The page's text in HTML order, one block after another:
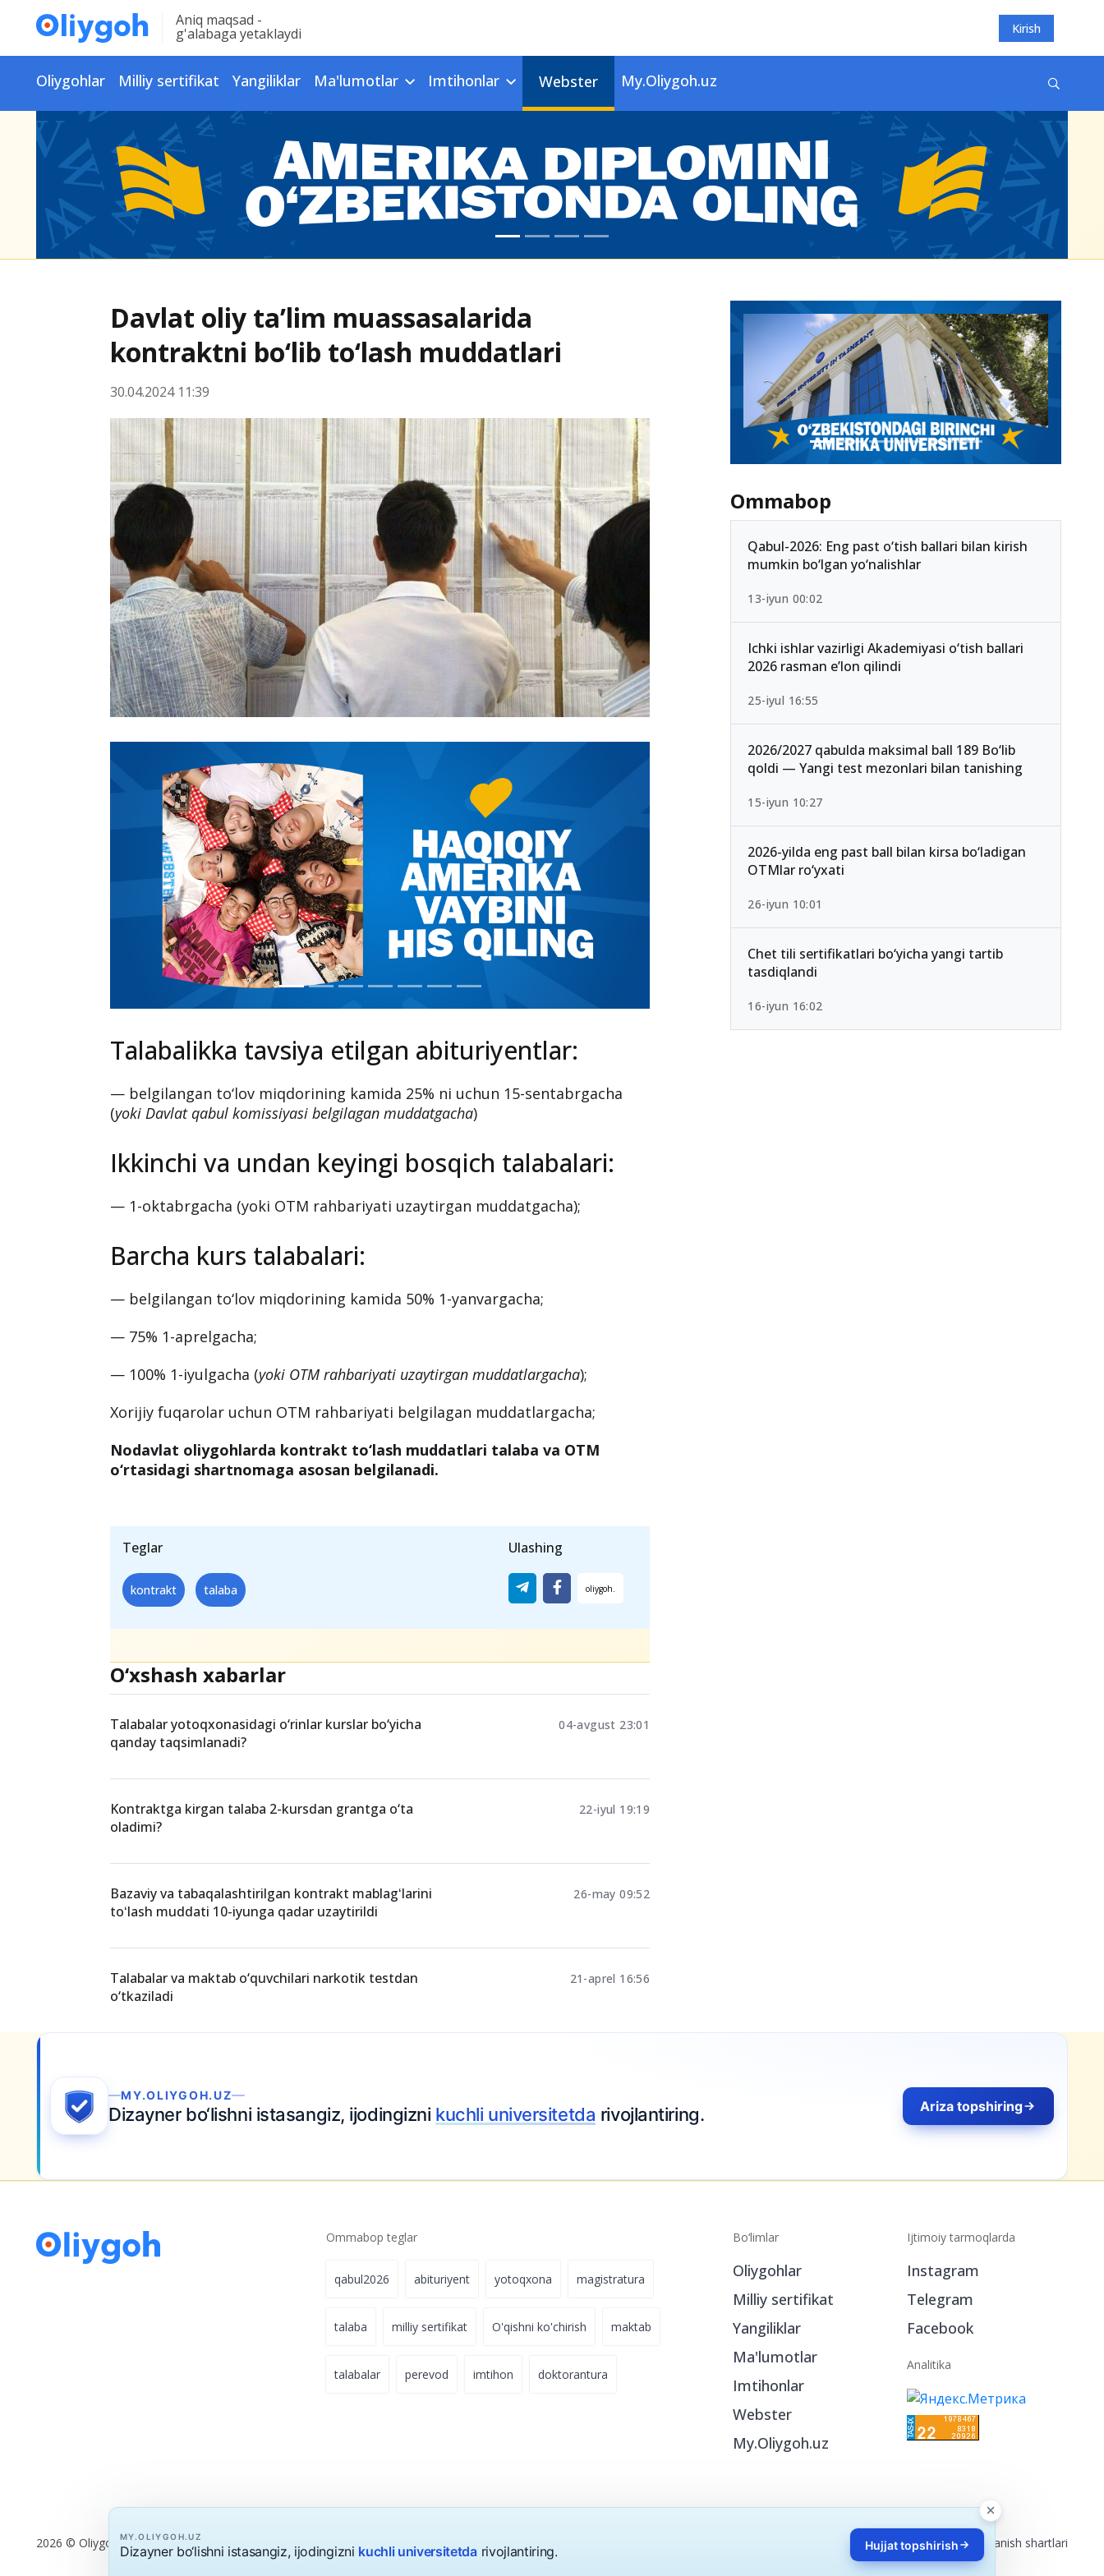
Aniq maqsad -
g'alabaga yetaklaydi Kirish
Oliygohlar Milliy sertifikat Yangiliklar Ma'lumotlar Imtihonlar Webster My.Oliygoh.uz
Davlat oliy ta’lim muassasalarida
kontraktni bo‘lib to‘lash muddatlari
30.04.2024 11:39
Talabalikka tavsiya etilgan abituriyentlar:
— belgilangan to‘lov miqdorining kamida 25% ni uchun 15-sentabrgacha
(yoki Davlat qabul komissiyasi belgilagan muddatgacha)
Ikkinchi va undan keyingi bosqich talabalari:
— 1-oktabrgacha (yoki OTM rahbariyati uzaytirgan muddatgacha);
Barcha kurs talabalari:
— belgilangan to‘lov miqdorining kamida 50% 1-yanvargacha;
— 75% 1-aprelgacha;
— 100% 1-iyulgacha (yoki OTM rahbariyati uzaytirgan muddatlargacha);
Xorijiy fuqarolar uchun OTM rahbariyati belgilagan muddatlargacha;
Nodavlat oliygohlarda kontrakt to‘lash muddatlari talaba va OTM
o‘rtasidagi shartnomaga asosan belgilanadi.
Teglar
kontrakt talaba
Ulashing
O‘xshash xabarlar
Talabalar yotoqxonasidagi o‘rinlar kurslar bo‘yicha
qanday taqsimlanadi?
04-avgust 23:01
Kontraktga kirgan talaba 2-kursdan grantga o‘ta
oladimi?
22-iyul 19:19
Bazaviy va tabaqalashtirilgan kontrakt mablagʻlarini
toʻlash muddati 10-iyunga qadar uzaytirildi
26-may 09:52
Talabalar va maktab o‘quvchilari narkotik testdan
o‘tkaziladi
21-aprel 16:56
Ommabop
Qabul-2026: Eng past o‘tish ballari bilan kirish
mumkin bo‘lgan yo‘nalishlar
13-iyun 00:02
Ichki ishlar vazirligi Akademiyasi o‘tish ballari
2026 rasman e’lon qilindi
25-iyul 16:55
2026/2027 qabulda maksimal ball 189 Bo‘lib
qoldi — Yangi test mezonlari bilan tanishing
15-iyun 10:27
2026-yilda eng past ball bilan kirsa bo‘ladigan
OTMlar ro‘yxati
26-iyun 10:01
Chet tili sertifikatlari bo‘yicha yangi tartib
tasdiqlandi
16-iyun 16:02
Ariza topshiring
Ommabop teglar
qabul2026 abituriyent yotoqxona magistratura
talaba milliy sertifikat O'qishni ko'chirish maktab
talabalar perevod imtihon doktorantura
Bo‘limlar
Oliygohlar
Milliy sertifikat
Yangiliklar
Ma'lumotlar
Imtihonlar
Webster
My.Oliygoh.uz
Ijtimoiy tarmoqlarda
Instagram
Telegram
Facebook
Analitika
2026 © Oliygoh.uz, Barcha huquqlar himoyalangan Reklama/Foydalanish shartlari
MY.OLIYGOH.UZ
Dizayner bo‘lishni istasangiz, ijodingizni kuchli universitetdarivojlantiring. Hujjat topshirish